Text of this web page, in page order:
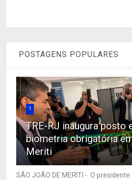
POSTAGENS POPULARES
1
TRE-RJ inaugura posto
biometria obrigatória
Meriti
SÃO JOÃO DE MERITI - O presidente